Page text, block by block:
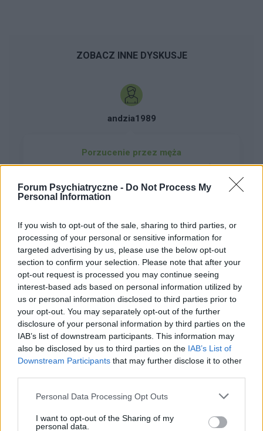
Forum Psychiatryczne - Do Not Process My
Personal Information
If you wish to opt-out of the sale, sharing to third parties, or
processing of your personal or sensitive information for
targeted advertising by us, please use the below opt-out
section to confirm your selection. Please note that after your
opt-out request is processed you may continue seeing
interest-based ads based on personal information utilized by
us or personal information disclosed to third parties prior to
your opt-out. You may separately opt-out of the further
disclosure of your personal information by third parties on the
IAB’s list of downstream participants. This information may
also be disclosed by us to third parties on the IAB’s List of
Downstream Participants that may further disclose it to other
Personal Data Processing Opt Outs
I want to opt-out of the Sharing of my
personal data.
ZOBACZ INNE DYSKUSJE
andzia1989
Porzucenie przez męża
Po krotce nasza historia po 3 latach starań o
cudowna córeczkę. Szczęście nie trwało dlugo
nas. Zdiagnozowano u niego depresje czy
istnieje szansa że jak wyleczy się z depresji to
znów zacznie mnie kochać. Czy depresja może
tak bardzo wpływać na uczucia ?
Forum:
robwas1976
Niechęć
Mam 48 lat i ostatnio znajomemu powiedziałem
że przegrałem życie. Co ciekawe wyraził
szacunek za wyznanie. Nie wiem jakie są zasady
tego forum i powstrzymam się od przekleństw
choć akurat one w moim wypadku byłyby
właściwe bo standardowe określenia jak
zawaliłem w życiu nijak pasują do realu.
hazardu z którym nadal się borykam i czasami
Forum:Kółko wsparcia psychicznego